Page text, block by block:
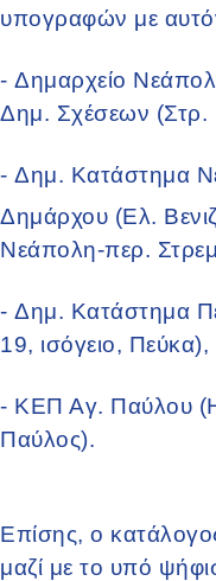
υπογραφών με
- Δημαρχείο
Δημ. Σχέσεων (Στρ.
- Δημ. Κατάστημα
Δημάρχου (Ελ.
Νεάπολη-περ.
- Δημ. Κατάστημα
19, ισόγειο, Πεύκα),
- ΚΕΠ Αγ. Παύλου
Παύλος).
Επίσης, ο
μαζί με το υπό